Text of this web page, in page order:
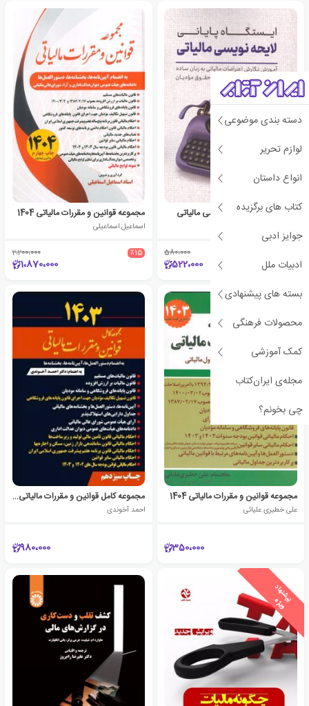
دسته بندی موضوعی
لوازم تحریر
انواع داستان
کتاب های برگزیده
جوایز ادبی
ادبیات ملل
بسته های پیشنهادی
محصولات فرهنگی
کمک آموزشی
مجله‌ی ایران‌کتاب
چی بخونم؟
ایستگاه پایانی لایحه نویسی مالیاتی
580،000
522،000
مجموعه قوانین و مقررات مالیاتی 1404
اسماعیل اسماعیلی
٪15 2،200،000
1،870،000
مجموعه قوانین و مقررات مالیاتی 1404
علی خطیری علیائی
350،000
مجموعه کامل قوانین و مقررات مالیاتی 1404
احمد آخوندی
980،000
پ
ی
ش
ن
ه
ا
د
و
ی
ژ
ه